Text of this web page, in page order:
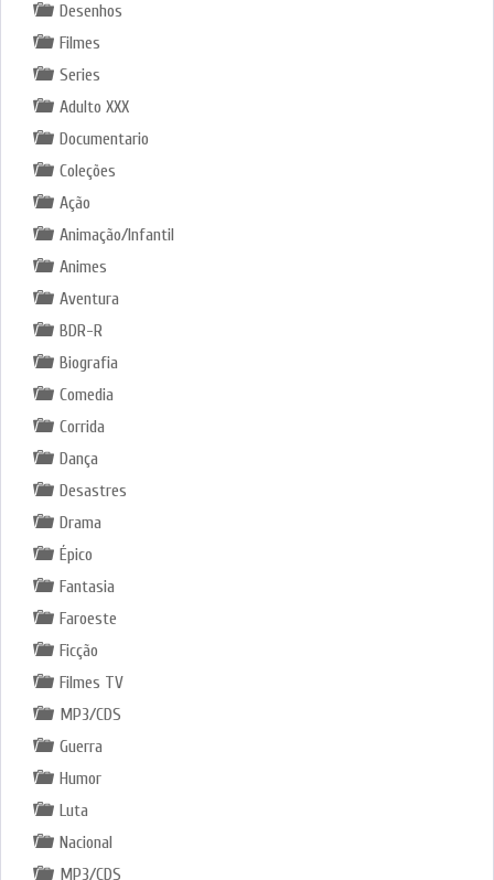
Desenhos
Filmes
Series
Adulto XXX
Documentario
Coleções
Ação
Animação/Infantil
Animes
Aventura
BDR-R
Biografia
Comedia
Corrida
Dança
Desastres
Drama
Épico
Fantasia
Faroeste
Ficção
Filmes TV
MP3/CDS
Guerra
Humor
Luta
Nacional
MP3/CDS